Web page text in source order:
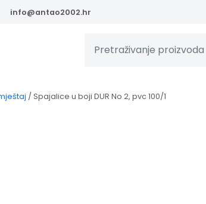
info@antao2002.hr
/ Spajalice u boji DUR No 2, pvc 100/1